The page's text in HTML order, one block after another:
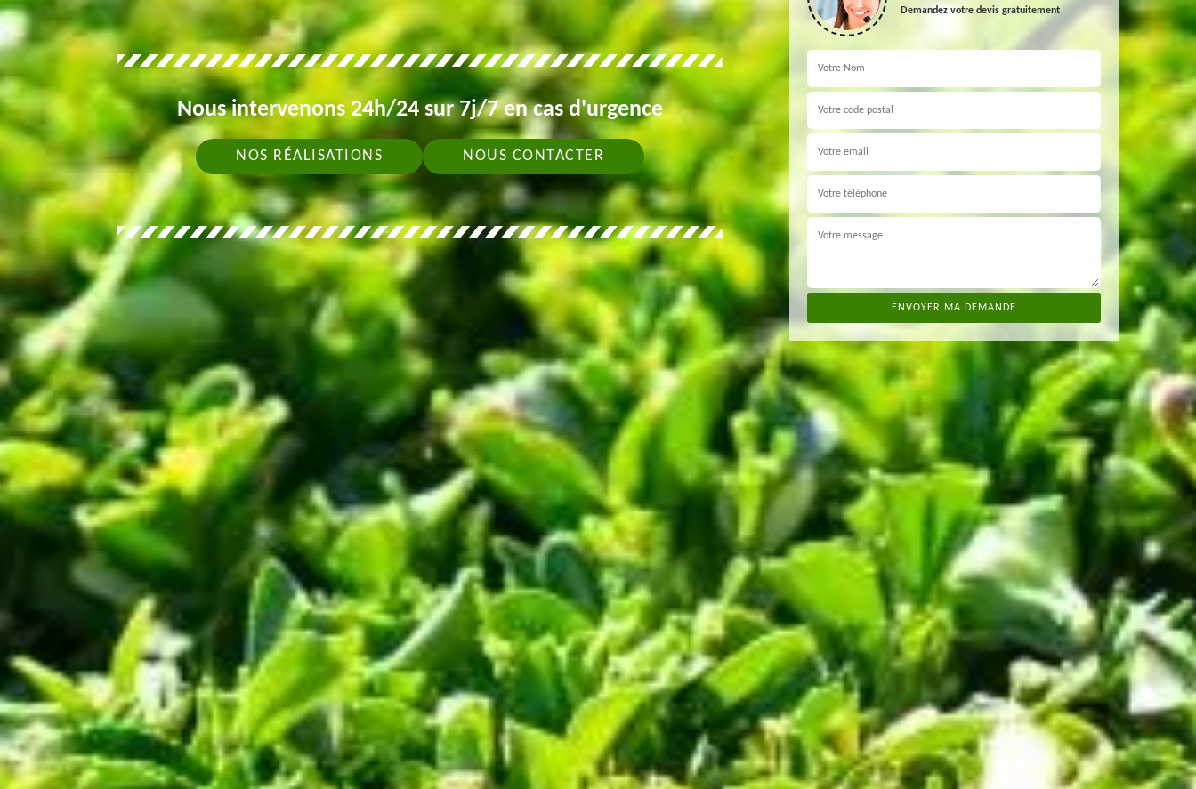
Nous intervenons 24h/24 sur 7j/7 en cas d'urgence
NOS RÉALISATIONS NOUS CONTACTER
Demandez votre devis gratuitement